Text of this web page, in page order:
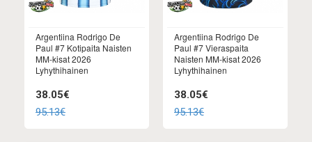
Argentiina Rodrigo De
Paul #7 Kotipaita Naisten
MM-kisat 2026
Lyhythihainen
38.05€
95.13€
Argentiina Rodrigo De
Paul #7 Vieraspaita
Naisten MM-kisat 2026
Lyhythihainen
38.05€
95.13€